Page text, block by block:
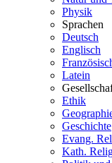
Physik
Sprachen
Deutsch
Englisch
Latein
Ethik
Geschichte
Evang.
Kath.